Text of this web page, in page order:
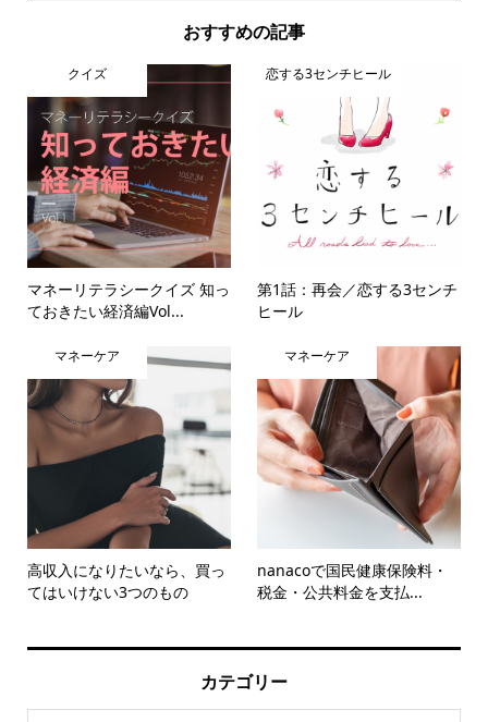
おすすめの記事
クイズ
マネーリテラシークイズ 知っ
ておきたい経済編Vol...
恋する3センチヒール
第1話：再会／恋する3センチ
ヒール
マネーケア
高収入になりたいなら、買っ
てはいけない3つのもの
マネーケア
nanacoで国民健康保険料・
税金・公共料金を支払...
カテゴリー